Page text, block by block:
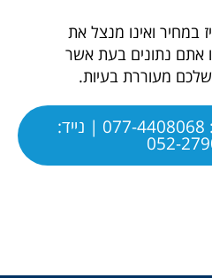
במחיר ואינו מנצל את
אתם נתונים בעת אשר
מעוררת בעיות.
נופלו-ישראל, טלפון: 077-4408068 | נייד:
052-